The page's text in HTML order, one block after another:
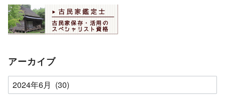
アーカイブ
ア
ー